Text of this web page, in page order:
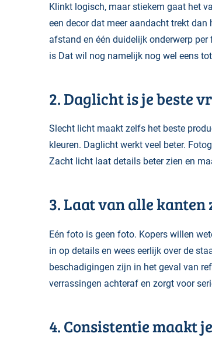
Klinkt logisch, maar stiekem gaat het
een decor dat meer aandacht trekt
afstand en één duidelijk onderwerp
is Dat wil nog namelijk nog wel eens
2. Daglicht is je beste
Slecht licht maakt zelfs het beste
kleuren. Daglicht werkt veel beter.
Zacht licht laat details beter zien en
3. Laat van alle
Eén foto is geen foto. Kopers willen
in op details en wees eerlijk over de
beschadigingen zijn in het geval van
verrassingen achteraf en zorgt voor
4. Consistentie maakt